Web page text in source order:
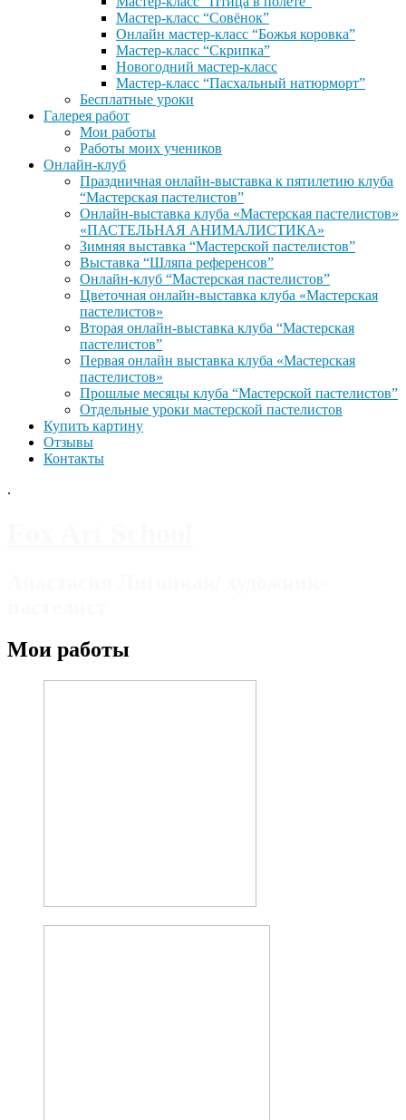
Мастер-класс “Совёнок”
Онлайн мастер-класс “Божья коровка”
Мастер-класс “Скрипка”
Новогодний мастер-класс
Мастер-класс “Пасхальный натюрморт”
Бесплатные уроки
Галерея работ
Мои работы
Работы моих учеников
Онлайн-клуб
Праздничная онлайн-выставка к пятилетию клуба
“Мастерская пастелистов”
Онлайн-выставка клуба «Мастерская пастелистов»
«ПАСТЕЛЬНАЯ АНИМАЛИСТИКА»
Зимняя выставка “Мастерской пастелистов”
Выставка “Шляпа референсов”
Онлайн-клуб “Мастерская пастелистов”
Цветочная онлайн-выставка клуба «Мастерская
пастелистов»
Вторая онлайн-выставка клуба “Мастерская
пастелистов”
Первая онлайн выставка клуба «Мастерская
пастелистов»
Прошлые месяцы клуба “Мастерской пастелистов”
Отдельные уроки мастерской пастелистов
Купить картину
Отзывы
Контакты
.
Мои работы